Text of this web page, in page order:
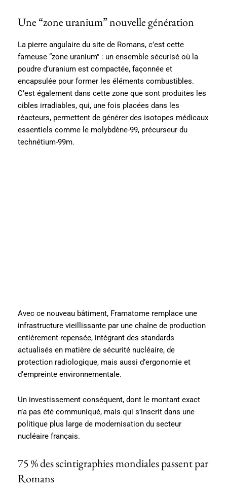
Une “zone uranium” nouvelle génération
La pierre angulaire du site de Romans, c’est cette
fameuse “zone uranium” : un ensemble sécurisé où la
poudre d’uranium est compactée, façonnée et
encapsulée pour former les éléments combustibles.
C’est également dans cette zone que sont produites les
cibles irradiables, qui, une fois placées dans les
réacteurs, permettent de générer des isotopes médicaux
essentiels comme le molybdène-99, précurseur du
technétium-99m.
Avec ce nouveau bâtiment, Framatome remplace une
infrastructure vieillissante par une chaîne de production
entièrement repensée, intégrant des standards
actualisés en matière de sécurité nucléaire, de
protection radiologique, mais aussi d’ergonomie et
d’empreinte environnementale.
Un investissement conséquent, dont le montant exact
n’a pas été communiqué, mais qui s’inscrit dans une
politique plus large de modernisation du secteur
nucléaire français.
75 % des scintigraphies mondiales passent par
Romans